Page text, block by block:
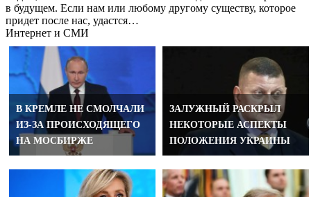
в будущем. Если нам или любому другому существу, которое
придет после нас, удастся…
Интернет и СМИ
В КРЕМЛЕ НЕ СМОЛЧАЛИ
ИЗ-ЗА ПРОИСХОДЯЩЕГО
НА МОСБИРЖЕ
ЗАЛУЖНЫЙ РАСКРЫЛ
НЕКОТОРЫЕ АСПЕКТЫ
ПОЛОЖЕНИЯ УКРАИНЫ